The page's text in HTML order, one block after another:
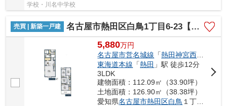
学校・川名中学校
売買 | 新築一戸建 名古屋市熱田区白鳥1丁目6-23【仲介手数料無料】新築一戸建て 1号棟
5,880万円
名古屋市営名城線 「熱田神宮西
東海道本線 「熱田 」駅 徒歩12分
3LDK
建物面積：112.09㎡（33.90坪）
土地面積：126.90㎡（38.38坪）
愛知県名古屋市熱田区白鳥 １丁目6-23